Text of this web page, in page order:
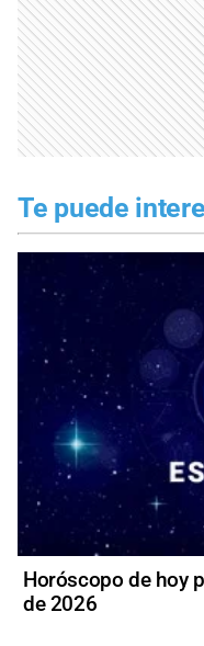
Te puede
Horóscopo de hoy
de 2026